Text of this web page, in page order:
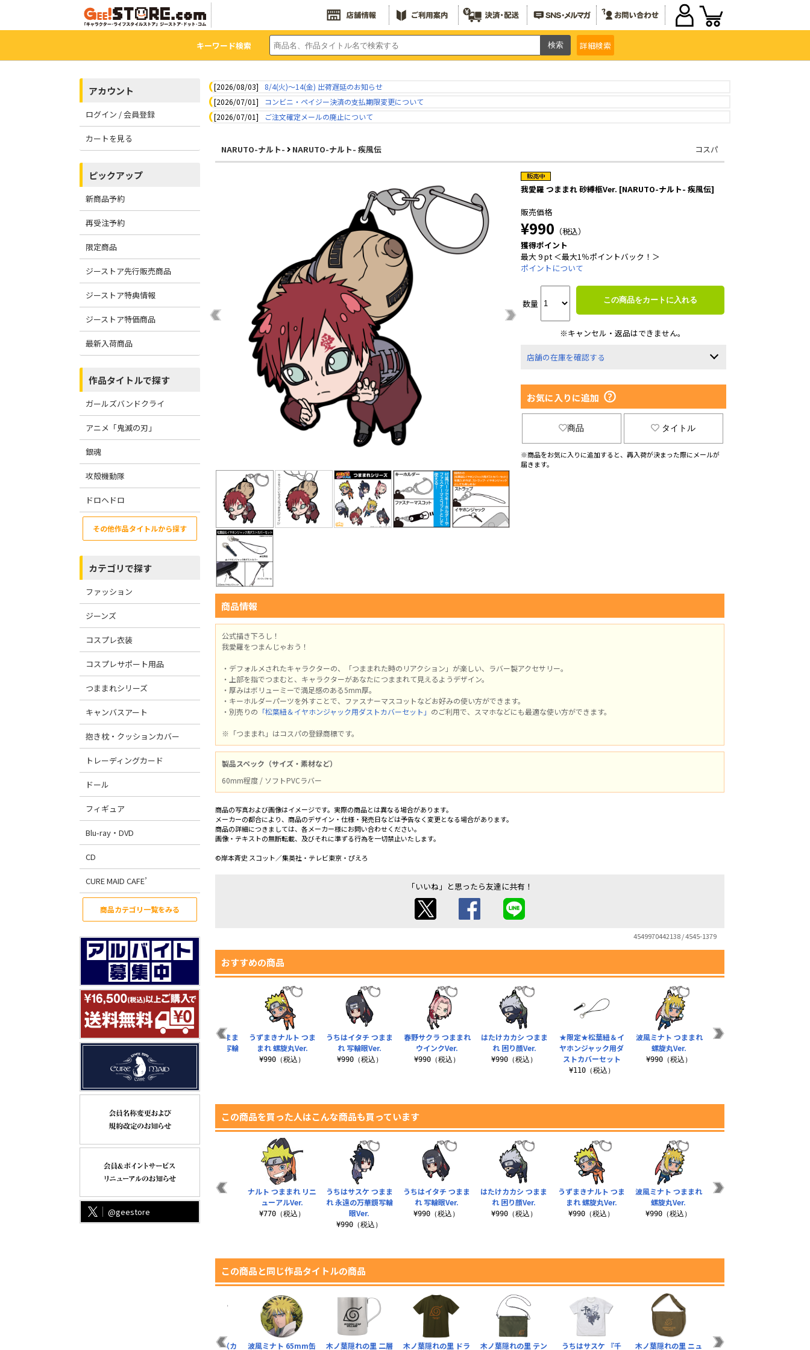
キーワード検索 詳細検索
アカウント
ログイン / 会員登録
カートを見る
ピックアップ
新商品予約
再受注予約
限定商品
ジーストア先行販売商品
ジーストア特典情報
ジーストア特価商品
最新入荷商品
作品タイトルで探す
ガールズバンドクライ
アニメ「鬼滅の刃」
銀魂
攻殻機動隊
ドロヘドロ
その他作品タイトルから探す
カテゴリで探す
ファッション
ジーンズ
コスプレ衣装
コスプレサポート用品
つままれシリーズ
キャンバスアート
抱き枕・クッションカバー
トレーディングカード
ドール
フィギュア
Blu-ray・DVD
CD
CURE MAID CAFE’
商品カテゴリ一覧をみる
@geestore
[2026/08/03]
8/4(火)～14(金) 出荷遅延のお知らせ
[2026/07/01]
コンビニ・ペイジー決済の支払期限変更について
[2026/07/01]
ご注文確定メールの廃止について
NARUTO-ナルト- NARUTO-ナルト- 疾風伝 コスパ
我愛羅 つままれ 砂縛柩Ver. [NARUTO-ナルト- 疾風伝]
販売価格
¥990 （税込）
獲得ポイント
最大 9 pt ＜最大1％ポイントバック！＞
ポイントについて
数量 この商品をカートに入れる
※キャンセル・返品はできません。
店舗の在庫を確認する
お気に入りに追加
商品 タイトル
※商品をお気に入りに追加すると、再入荷が決まった際にメールが
届きます。
商品情報
公式描き下ろし！
我愛羅をつまんじゃおう！
・デフォルメされたキャラクターの、「つままれた時のリアクション」が楽しい、ラバー製アクセサリー。
・上部を指でつまむと、キャラクターがあなたにつままれて見えるようデザイン。
・厚みはボリューミーで満足感のある5mm厚。
・キーホルダーパーツを外すことで、ファスナーマスコットなどお好みの使い方ができます。
・別売りの 「松葉紐＆イヤホンジャック用ダストカバーセット」 のご利用で、スマホなどにも最適な使い方ができます。
※「つままれ」はコスパの登録商標です。
製品スペック（サイズ・素材など）
60mm程度 / ソフトPVCラバー
商品の写真および画像はイメージです。実際の商品とは異なる場合があります。
メーカーの都合により、商品のデザイン・仕様・発売日などは予告なく変更となる場合があります。
商品の詳細につきましては、各メーカー様にお問い合わせください。
画像・テキストの無断転載、及びそれに準ずる行為を一切禁止いたします。
©岸本斉史 スコット／集英社・テレビ東京・ぴえろ
「いいね」と思ったら友達に共有！
4549970442138 / 4545-1379
おすすめの商品
春野サクラ つままれ
ウインクVer.
¥990（税込）
はたけカカシ つまま
れ 困り顔Ver.
¥990（税込）
★限定★松葉紐＆イ
ヤホンジャック用ダ
ストカバーセット
¥110（税込）
波風ミナト つままれ
螺旋丸Ver.
¥990（税込）
うちはサスケ つまま
れ 永遠の万華鏡写輪
うずまきナルト つま
まれ 螺旋丸Ver.
¥990（税込）
うちはイタチ つまま
れ 写輪眼Ver.
¥990（税込）
この商品を買った人はこんな商品も買っています
うちはイタチ つまま
れ 写輪眼Ver.
¥990（税込）
はたけカカシ つまま
れ 困り顔Ver.
¥990（税込）
うずまきナルト つま
まれ 螺旋丸Ver.
¥990（税込）
波風ミナト つままれ
螺旋丸Ver.
¥990（税込）
我愛羅 つままれ
分身の術』 Tシャツ
ー
¥6,380（税込）
“暁” Tシャツ
¥3,190（税込）
ナルト つままれ リニ
ューアルVer.
¥770（税込）
うちはサスケ つまま
れ 永遠の万華鏡写輪
眼Ver.
¥990（税込）
この商品と同じ作品タイトルの商品
木ノ葉隠れの里 ドラ 木ノ葉隠れの里 テン うちはサスケ 『千 木ノ葉隠れの里 ニュ 八卦の封印式 Tシャ
うずまきボルト（カ 波風ミナト 65mm缶 木ノ葉隠れの里 二層